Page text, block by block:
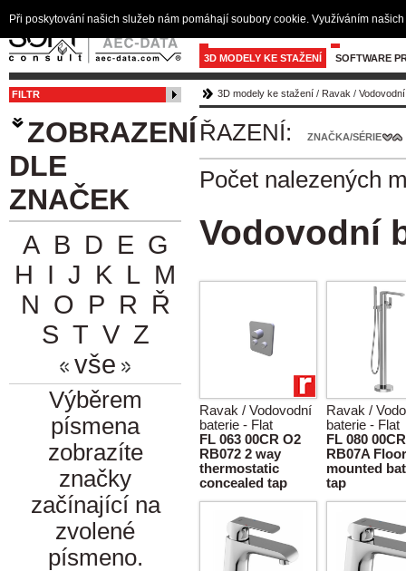
3D MODELY KE STAŽENÍ SOFTWARE
FILTR
ZOBRAZENÍ
DLE
ZNAČEK
A B D E G
H I J K L M
N O P R Ř
S T V Z
vše
Výběrem
písmena
zobrazíte
značky
začínající na
zvolené
písmeno.
3D modely ke stažení / Ravak /
ŘAZENÍ: ZNAČKA/SÉRIE
Počet nalezených
Vodovodní
Ravak / Vodovodní
baterie - Flat
FL 063 00CR O2
RB072 2 way
thermostatic
concealed tap
Ravak /
baterie - Flat
FL 080 00CR
RB07A Floor
mounted
tap
Při poskytování našich služeb nám pomáhají soubory cookie. Využíváním